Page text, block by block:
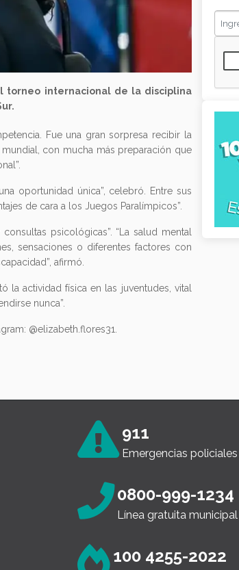
torneo internacional de la disciplina
Fue una gran sorpresa recibir la
con mucha más preparación que
oportunidad única”, celebró. Entre sus
de cara a los Juegos Paralímpicos”.
psicológicas”. “La salud mental
sensaciones o diferentes factores con
afirmó.
la actividad física en las juventudes, vital
nunca”.
@elizabeth.flores31.
911
Emergencias policiales
0800-999-1234
Línea gratuita municipal
100 4255-2022